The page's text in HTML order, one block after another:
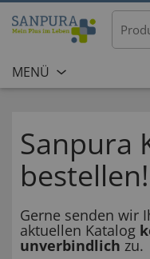
MENÜ
Sanpura
bestellen!
Gerne senden wir
aktuellen Katalog
unverbindlich zu.